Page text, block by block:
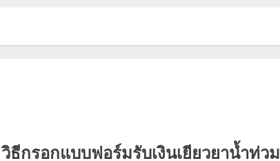
วิธีกรอกแบบฟอร์มรับเงินเยียวยาน้ำท่วม